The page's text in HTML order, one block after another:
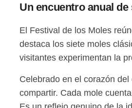
Un encuentro anual
El Festival de los Moles
destaca los siete moles
visitantes experimentan la
Celebrado en el corazón
compartir. Cada mole